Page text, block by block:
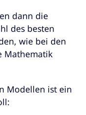
dann die
des besten
wie bei den
Mathematik
Modellen ist ein